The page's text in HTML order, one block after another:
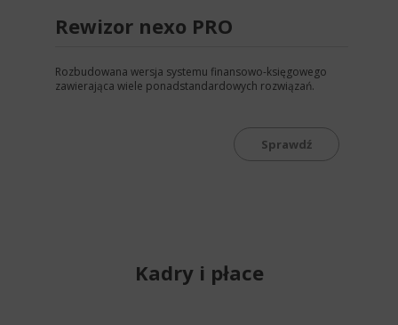
Rewizor nexo PRO
Rozbudowana wersja systemu finansowo-księgowego
zawierająca wiele ponadstandardowych rozwiązań.
Sprawdź
Kadry i płace